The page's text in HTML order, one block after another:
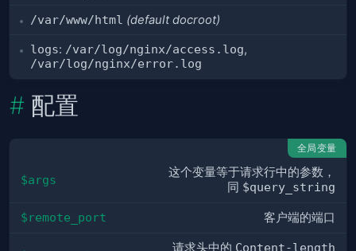
/var/www/html (default docroot)
logs: /var/log/nginx/access.log,
/var/log/nginx/error.log
配置
全局变量
$args
这个变量等于请求行中的参数，
同 $query_string
$remote_port 客户端的端口
请求头中的 Content-length